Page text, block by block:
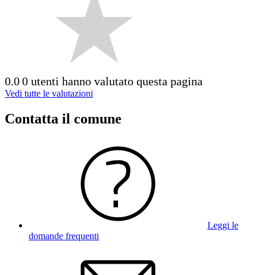
0.00 utenti hanno valutato questa pagina
Vedi tutte le valutazioni
Contatta il comune
Leggi le
domande frequenti